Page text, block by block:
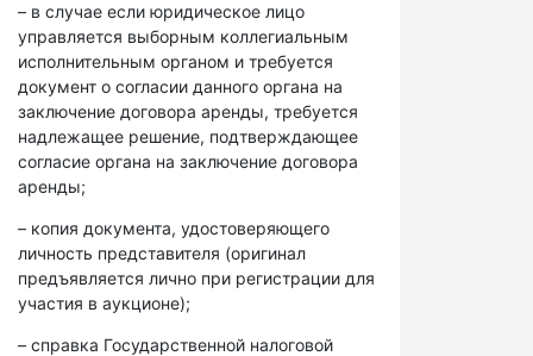
– в случае если юридическое лицо
управляется выборным коллегиальным
исполнительным органом и требуется
документ о согласии данного органа на
заключение договора аренды, требуется
надлежащее решение, подтверждающее
согласие органа на заключение договора
аренды;
– копия документа, удостоверяющего
личность представителя (оригинал
предъявляется лично при регистрации для
участия в аукционе);
– справка Государственной налоговой